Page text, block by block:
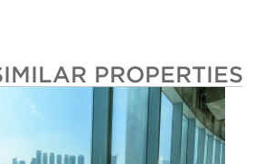
SIMILAR PROPERTIES